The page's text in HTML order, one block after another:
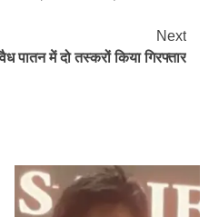
Next
पातन में दो तस्करों किया गिरफ्तार